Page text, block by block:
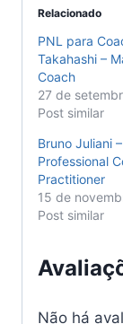
Relacionado
PNL para
Takahashi –
Coach
27 de
Post similar
Bruno Juliani –
Professional
Practitioner
15 de
Post similar
Não há